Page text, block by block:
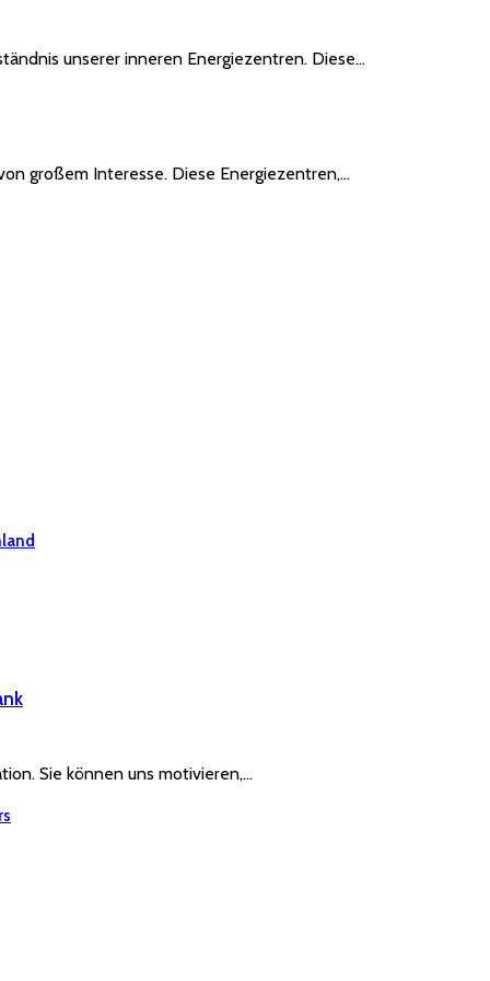
unserer inneren Energiezentren. Diese…
großem Interesse. Diese Energiezentren,…
Sie können uns motivieren,…